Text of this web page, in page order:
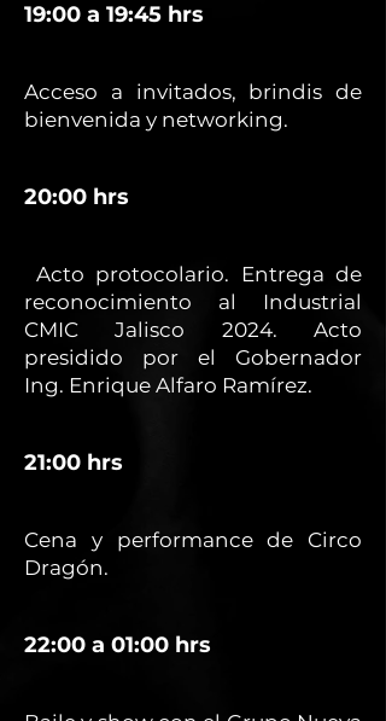
19:00 a 19:45 hrs
Acceso a invitados, brindis de
bienvenida y networking.
20:00 hrs
Acto protocolario. Entrega de
reconocimiento al Industrial
CMIC Jalisco 2024. Acto
presidido por el Gobernador
Ing. Enrique Alfaro Ramírez.
21:00 hrs
Cena y performance de Circo
Dragón.
22:00 a 01:00 hrs